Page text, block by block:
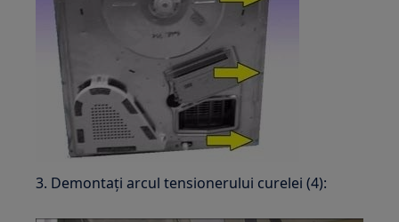
3. Demontați arcul tensionerului curelei (4):